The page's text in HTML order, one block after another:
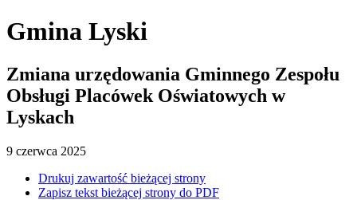
Gmina Lyski
Zmiana urzędowania Gminnego Zespołu
Obsługi Placówek Oświatowych w
Lyskach
9 czerwca 2025
Drukuj zawartość bieżącej strony
Zapisz tekst bieżącej strony do PDF